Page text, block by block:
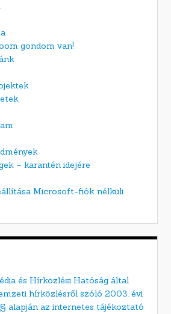
gondom van!
– karantén idejére
Microsoft-fiók nélküli
és Hírközlési Hatóság által
hírközlésről szóló 2003. évi
alapján az internetes tájékoztató